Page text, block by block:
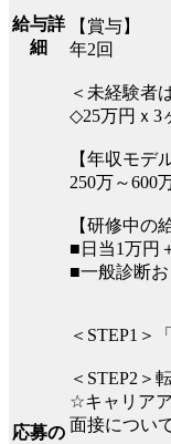
給与詳
細
【賞与】
年2回
＜未経験者
◇25万円ｘ3
【年収モデ
250万～600
【研修中の
■日当1万円
■一般診断
応募の
＜STEP1＞
＜STEP2＞
☆キャリア
面接につい